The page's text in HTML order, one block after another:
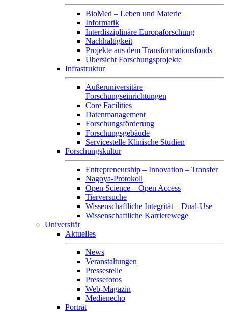
BioMed – Leben und Materie
Informatik
Interdisziplinäre Europaforschung
Nachhaltigkeit
Projekte aus dem Transformationsfonds
Übersicht Forschungsprojekte
Infrastruktur
Außeruniversitäre
Forschungseinrichtungen
Core Facilities
Datenmanagement
Forschungsförderung
Forschungsgebäude
Servicestelle Klinische Studien
Forschungskultur
Entrepreneurship – Innovation – Transfer
Nagoya-Protokoll
Open Science – Open Access
Tierversuche
Wissenschaftliche Integrität – Dual-Use
Wissenschaftliche Karrierewege
Universität
Aktuelles
News
Veranstaltungen
Pressestelle
Pressefotos
Web-Magazin
Medienecho
Porträt